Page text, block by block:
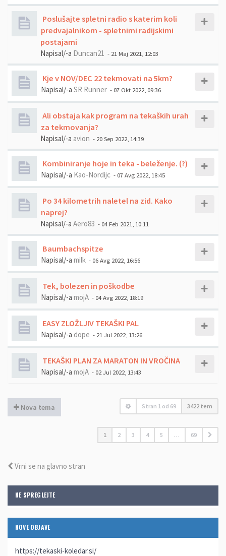
NE SPREGLEJTE
NOVE OBJAVE
https://tekaski-koledar.si/
Poslušajte spletni radio s katerim koli
predvajalnikom - spletnimi radijskimi
postajami
Napisal/-a Duncan21 - 21 Maj 2021, 12:03
Kje v NOV/DEC 22 tekmovati na 5km?
Napisal/-a SR Runner - 07 Okt 2022, 09:36
Ali obstaja kak program na tekaških urah
za tekmovanja?
Napisal/-a avion - 20 Sep 2022, 14:39
Kombiniranje hoje in teka - beleženje. (?)
Napisal/-a Kao-Nordijc - 07 Avg 2022, 18:45
Po 34 kilometrih naletel na zid. Kako
naprej?
Napisal/-a Aero83 - 04 Feb 2021, 10:11
Baumbachspitze
Napisal/-a milk - 06 Avg 2022, 16:56
Tek, bolezen in poškodbe
Napisal/-a mojA - 04 Avg 2022, 18:19
EASY ZLOŽLJIV TEKAŠKI PAL
Napisal/-a dope - 21 Jul 2022, 13:26
TEKAŠKI PLAN ZA MARATON IN VROČINA
Napisal/-a mojA - 02 Jul 2022, 13:43
Nova tema Stran 1 od 69 3422 tem
1 2 3 4 5 … 69
Vrni se na glavno stran